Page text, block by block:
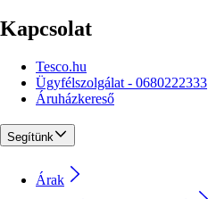
Kapcsolat
Tesco.hu
Ügyfélszolgálat - 0680222333
Áruházkereső
Segítünk
Árak